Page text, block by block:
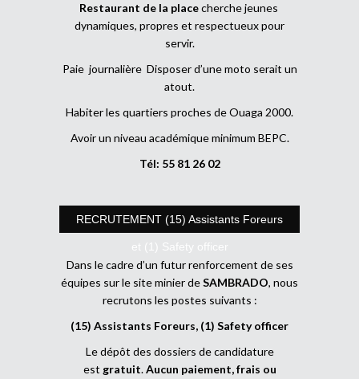
Restaurant de la placecherche jeunes
dynamiques, propres et respectueux pour
servir.
Paie journalière Disposer d’une moto serait un
atout.
Habiter les quartiers proches de Ouaga 2000.
Avoir un niveau académique minimum BEPC.
Tél: 55 81 26 02
RECRUTEMENT (15) Assistants Foreurs
et (1) Safety officer
Dans le cadre d’un futur renforcement de ses
équipes sur le site minier deSAMBRADO, nous
recrutons les postes suivants :
(15) Assistants Foreurs, (1) Safety officer
Le dépôt des dossiers de candidature
est gratuit.Aucun paiement, frais ou